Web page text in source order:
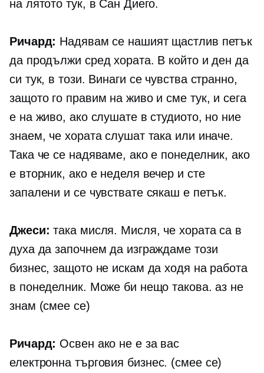
на лятото тук, в Сан Диего.
Ричард: Надявам се нашият щастлив петък
да продължи сред хората. В който и ден да
си тук, в този. Винаги се чувства странно,
защото го правим на живо и сме тук, и сега
е на живо, ако слушате в студиото, но ние
знаем, че хората слушат така или иначе.
Така че се надяваме, ако е понеделник, ако
е вторник, ако е неделя вечер и сте
запалени и се чувствате сякаш е петък.
Джеси: така мисля. Мисля, че хората са в
духа да започнем да изграждаме този
бизнес, защото не искам да ходя на работа
в понеделник. Може би нещо такова. аз не
знам (смее се)
Ричард: Освен ако не е за вас
електронна търговия бизнес. (смее се)